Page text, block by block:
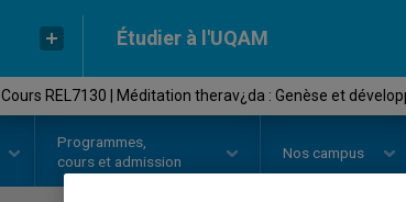
Étudier à l'UQAM
Cours REL7130 | Méditation therav¿da : Genèse et
Programmes,
cours et admission
Nos campus